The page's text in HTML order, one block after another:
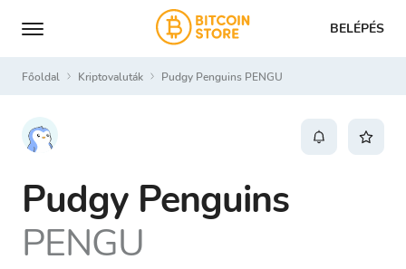
BELÉPÉS
Főoldal Kriptovaluták Pudgy Penguins PENGU
Pudgy Penguins
PENGU